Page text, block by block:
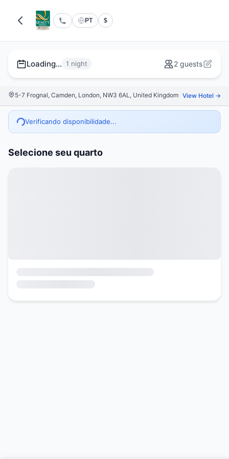
PT $
Loading... 1 night 2 guests
5-7 Frognal, Camden, London, NW3 6AL, United Kingdom View Hotel →
Verificando disponibilidade...
Selecione seu quarto